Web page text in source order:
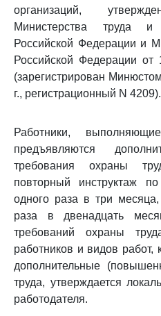
организаций,
Министерства труда и
Российской Федерации и
Российской Федерации
(зарегистрирован
г., регистрационный N 4209).
Работники,
предъявляются
требования охраны
повторный инструктаж
одного раза в три
раза в двенадцать
требований охраны
работников и видов
дополнительные
труда, утверждается
работодателя.